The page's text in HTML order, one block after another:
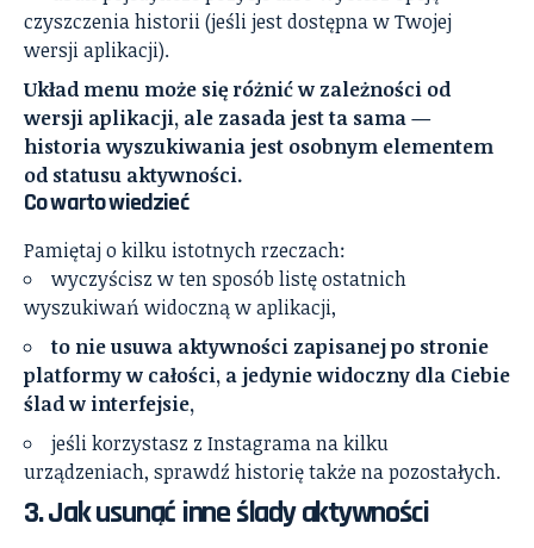
czyszczenia historii (jeśli jest dostępna w Twojej
wersji aplikacji).
Układ menu może się różnić w zależności od
wersji aplikacji, ale zasada jest ta sama —
historia wyszukiwania jest osobnym elementem
od statusu aktywności.
Co warto wiedzieć
Pamiętaj o kilku istotnych rzeczach:
wyczyścisz w ten sposób listę ostatnich
wyszukiwań widoczną w aplikacji,
to nie usuwa aktywności zapisanej po stronie
platformy w całości, a jedynie widoczny dla Ciebie
ślad w interfejsie,
jeśli korzystasz z Instagrama na kilku
urządzeniach, sprawdź historię także na pozostałych.
3. Jak usunąć inne ślady aktywności